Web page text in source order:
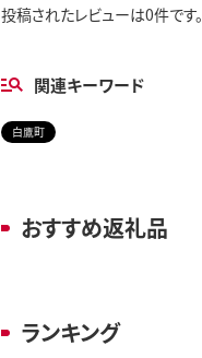
投稿されたレビューは0件です。
関連キーワード
白鷹町
おすすめ返礼品
ランキング